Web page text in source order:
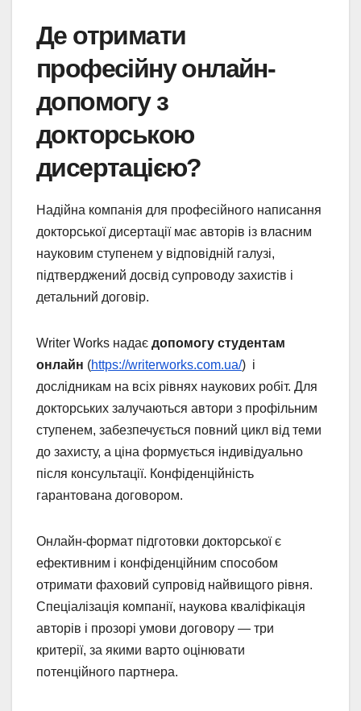
Де отримати
професійну онлайн-
допомогу з
докторською
дисертацією?
Надійна компанія для професійного написання
докторської дисертації має авторів із власним
науковим ступенем у відповідній галузі,
підтверджений досвід супроводу захистів і
детальний договір.
Writer Works надає допомогу студентам
онлайн (https://writerworks.com.ua/) і
дослідникам на всіх рівнях наукових робіт. Для
докторських залучаються автори з профільним
ступенем, забезпечується повний цикл від теми
до захисту, а ціна формується індивідуально
після консультації. Конфіденційність
гарантована договором.
Онлайн-формат підготовки докторської є
ефективним і конфіденційним способом
отримати фаховий супровід найвищого рівня.
Спеціалізація компанії, наукова кваліфікація
авторів і прозорі умови договору — три
критерії, за якими варто оцінювати
потенційного партнера.